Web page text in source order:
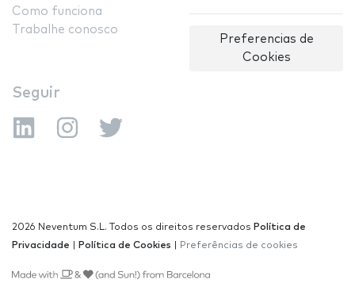
Como funciona
Trabalhe conosco
Preferencias de
Cookies
Seguir
2026 Neventum S.L. Todos os direitos reservados Política de
Privacidade
Política de Cookies Preferências de cookies